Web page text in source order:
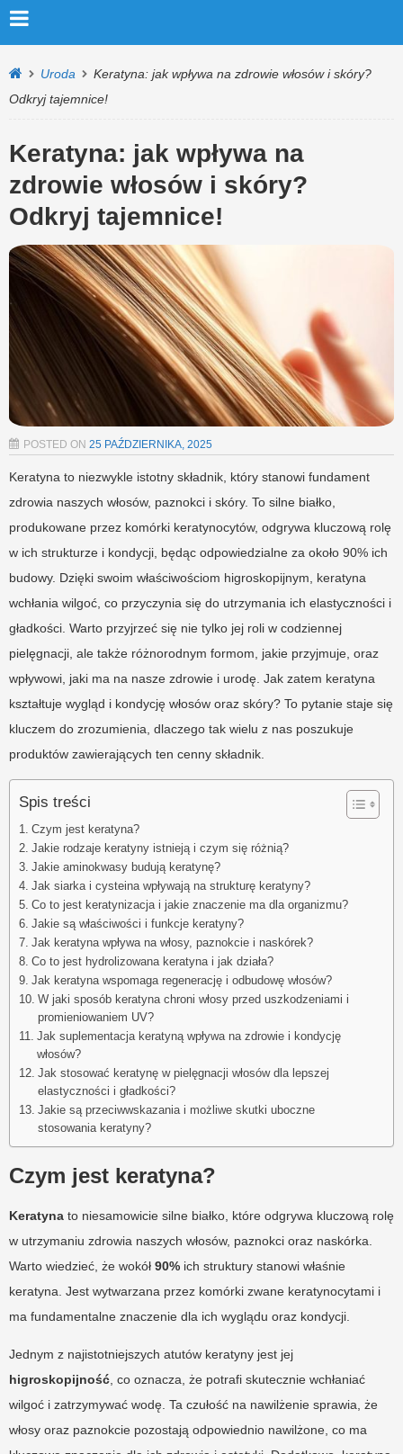
Uroda
Keratyna: jak wpływa na zdrowie włosów i skóry?
Odkryj tajemnice!
Keratyna: jak wpływa na
zdrowie włosów i skóry?
Odkryj tajemnice!
POSTED ON 25 PAŹDZIERNIKA, 2025
Keratyna to niezwykle istotny składnik, który stanowi fundament
zdrowia naszych włosów, paznokci i skóry. To silne białko,
produkowane przez komórki keratynocytów, odgrywa kluczową rolę
w ich strukturze i kondycji, będąc odpowiedzialne za około 90% ich
budowy. Dzięki swoim właściwościom higroskopijnym, keratyna
wchłania wilgoć, co przyczynia się do utrzymania ich elastyczności i
gładkości. Warto przyjrzeć się nie tylko jej roli w codziennej
pielęgnacji, ale także różnorodnym formom, jakie przyjmuje, oraz
wpływowi, jaki ma na nasze zdrowie i urodę. Jak zatem keratyna
kształtuje wygląd i kondycję włosów oraz skóry? To pytanie staje się
kluczem do zrozumienia, dlaczego tak wielu z nas poszukuje
produktów zawierających ten cenny składnik.
Spis treści
Czym jest keratyna?
Jakie rodzaje keratyny istnieją i czym się różnią?
Jakie aminokwasy budują keratynę?
Jak siarka i cysteina wpływają na strukturę keratyny?
Co to jest keratynizacja i jakie znaczenie ma dla organizmu?
Jakie są właściwości i funkcje keratyny?
Jak keratyna wpływa na włosy, paznokcie i naskórek?
Co to jest hydrolizowana keratyna i jak działa?
Jak keratyna wspomaga regenerację i odbudowę włosów?
W jaki sposób keratyna chroni włosy przed uszkodzeniami i
promieniowaniem UV?
Jak suplementacja keratyną wpływa na zdrowie i kondycję
włosów?
Jak stosować keratynę w pielęgnacji włosów dla lepszej
elastyczności i gładkości?
Jakie są przeciwwskazania i możliwe skutki uboczne
stosowania keratyny?
Czym jest keratyna?
Keratyna to niesamowicie silne białko, które odgrywa kluczową rolę
w utrzymaniu zdrowia naszych włosów, paznokci oraz naskórka.
Warto wiedzieć, że wokół 90% ich struktury stanowi właśnie
keratyna. Jest wytwarzana przez komórki zwane keratynocytami i
ma fundamentalne znaczenie dla ich wyglądu oraz kondycji.
Jednym z najistotniejszych atutów keratyny jest jej
higroskopijność , co oznacza, że potrafi skutecznie wchłaniać
wilgoć i zatrzymywać wodę. Ta czułość na nawilżenie sprawia, że
włosy oraz paznokcie pozostają odpowiednio nawilżone, co ma